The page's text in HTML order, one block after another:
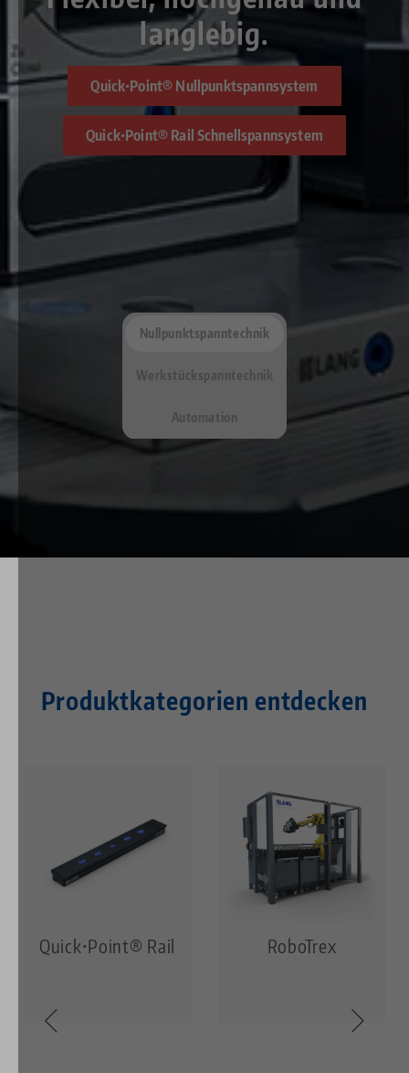
Automation
Flexibel, hochgenau und
langlebig.
Quick•Point® Nullpunktspannsystem
Quick•Point® Rail Schnellspannsystem
Produktkategorien entdecken